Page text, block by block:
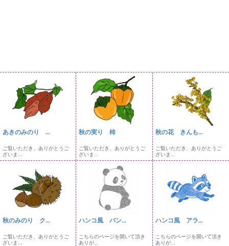
あきのみのり ...
ご覧いただき、ありがとうご
ざいま...
秋の実り 柿
ご覧いただき、ありがとうご
ざいま...
秋の花 きんも...
ご覧いただき、ありがとうご
ざいま...
秋のみのり ク...
ご覧いただき、ありがとうご
ざいま...
ハンコ風 パン...
こちらのページを開いて頂き
ありが...
ハンコ風 アラ...
こちらのページを開いて頂き
ありが...